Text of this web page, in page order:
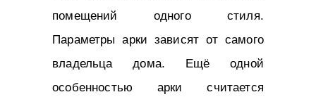
помещений одного стиля.
Параметры арки зависят от самого
владельца дома. Ещё одной
особенностью арки считается